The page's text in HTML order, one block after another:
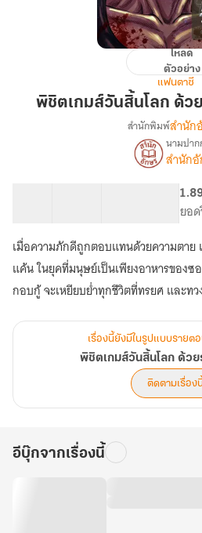
วัน
กู้
21
โหลด
ตัวอย่าง
แฟนตาซี
พิชิตเกมส์วันสิ้นโลก ด้ว
เรื่อง
พิชิต
เกมส์
วัน
สิ้น
โลก
ด้วย
ระบบ
ผู้
กอบ
สำนักพิมพ์สำนัก
นามปาก
สำนัก
ยอ
เมื่อความภักดีถูกตอบแทนด้วยความตาย
แค้น ในยุคที่มนุษย์เป็นเพียงอาหารของซ
กอบกู้ จะเหยียบย่ำทุกชีวิตที่ทรยศ และท
เรื่องนี้ยังมีในรูปแบบรายต
พิชิตเกมส์วันสิ้นโลก ด้ว
ติดตามเรื่อง
อีบุ๊กจากเรื่องนี้